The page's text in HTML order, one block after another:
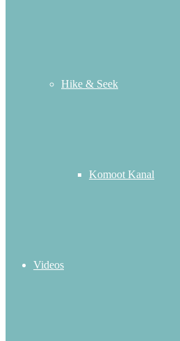
Hike & Seek
Komoot Kanal
Videos